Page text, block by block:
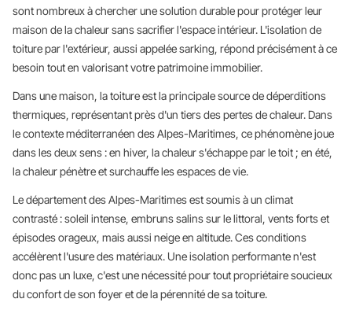
sont nombreux à chercher une solution durable pour protéger leur
maison de la chaleur sans sacrifier l'espace intérieur. L'isolation de
toiture par l'extérieur, aussi appelée sarking, répond précisément à ce
besoin tout en valorisant votre patrimoine immobilier.
Dans une maison, la toiture est la principale source de déperditions
thermiques, représentant près d'un tiers des pertes de chaleur. Dans
le contexte méditerranéen des Alpes-Maritimes, ce phénomène joue
dans les deux sens : en hiver, la chaleur s'échappe par le toit ; en été,
la chaleur pénètre et surchauffe les espaces de vie.
Le département des Alpes-Maritimes est soumis à un climat
contrasté : soleil intense, embruns salins sur le littoral, vents forts et
épisodes orageux, mais aussi neige en altitude. Ces conditions
accélèrent l'usure des matériaux. Une isolation performante n'est
donc pas un luxe, c'est une nécessité pour tout propriétaire soucieux
du confort de son foyer et de la pérennité de sa toiture.